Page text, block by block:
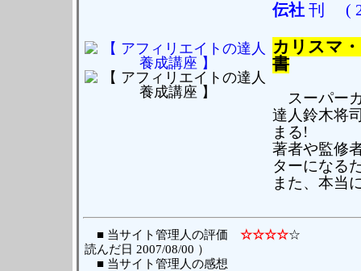
伝社 刊 (
カリスマ
書
スーパー
達人鈴木将
まる!
著者や監修
ターになる
また、本当
■ 当サイト管理人の評価 ☆☆☆☆
読んだ日 2007/08/00 ）
■ 当サイト管理人の感想